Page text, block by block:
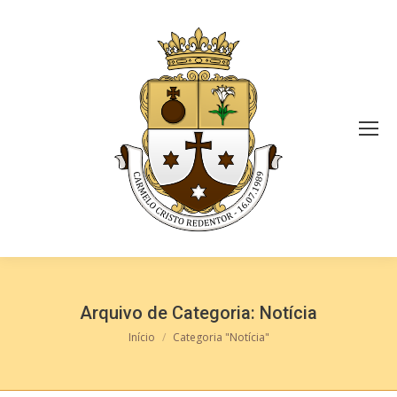
Arquivo de Categoria: Notícia
Você está aqui:
Início Categoria "Notícia"